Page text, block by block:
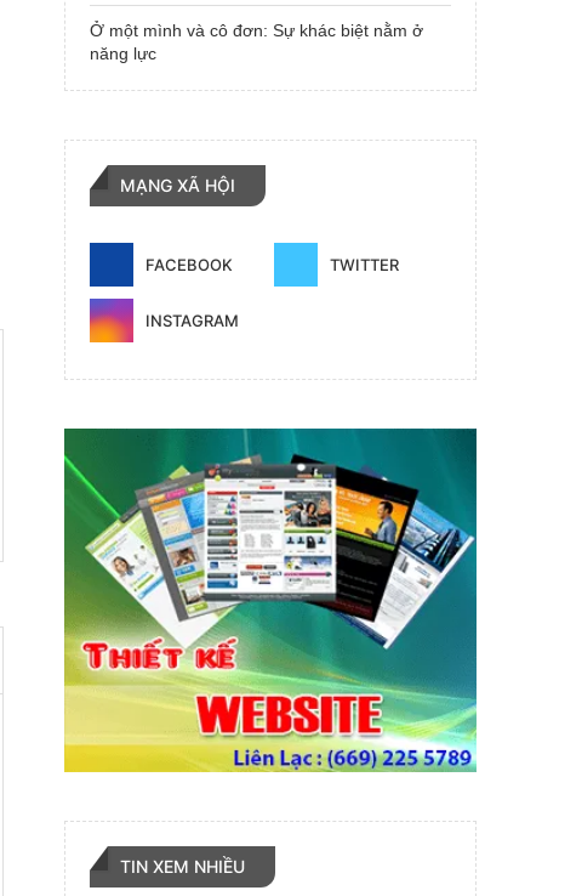
Ở một mình và cô đơn: Sự khác biệt nằm ở
năng lực
MẠNG XÃ HỘI
FACEBOOK TWITTER
INSTAGRAM
TIN XEM NHIỀU